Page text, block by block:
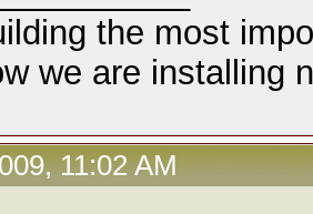
the most
we are installing
11:02 AM